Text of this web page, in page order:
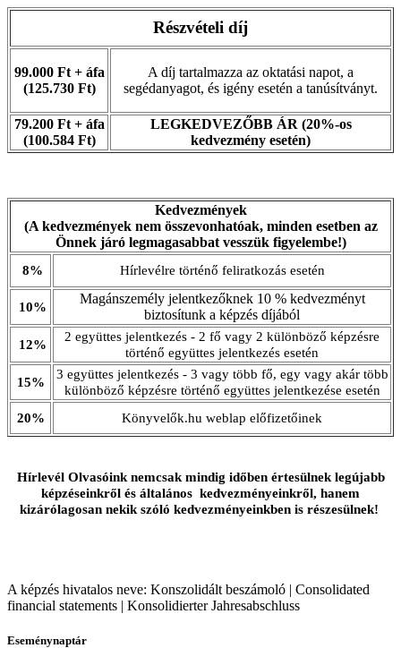
Részvételi díj
99.000 Ft + áfa
(125.730 Ft)
A díj tartalmazza az oktatási napot, a
segédanyagot, és igény esetén a tanúsítványt.
79.200 Ft + áfa
(100.584 Ft)
LEGKEDVEZŐBB ÁR (20%-os
kedvezmény esetén)
Kedvezmények
(A kedvezmények nem összevonhatóak, minden esetben az
Önnek járó legmagasabbat vesszük figyelembe!)
8% Hírlevélre történő feliratkozás esetén
10%
Magánszemély jelentkezőknek 10 % kedvezményt
biztosítunk a képzés díjából
12%
2 együttes jelentkezés - 2 fő vagy 2 különböző képzésre
történő együttes jelentkezés esetén
15%
3 együttes jelentkezés - 3 vagy több fő, egy vagy akár több
különböző képzésre történő együttes jelentkezése esetén
20%
Könyvelők.hu weblap előfizetőinek
Hírlevél Olvasóink nemcsak mindig időben értesülnek legújabb
képzéseinkről és általános kedvezményeinkről, hanem
kizárólagosan nekik szóló kedvezményeinkben is részesülnek!
A képzés hivatalos neve: Konszolidált beszámoló | Consolidated
financial statements | Konsolidierter Jahresabschluss
Eseménynaptár